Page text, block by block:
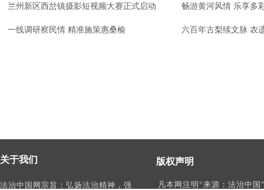
兰州新区西岔镇摄影短视频大赛正式启动 畅游黄河风情 乐享多
一线调研察民情 精准施策惠桑榆 六百年古梨续文脉 农
版权声明
凡本网注明“来源：法治中国
关于我们
法治中国网宗旨：弘扬法治精神，强